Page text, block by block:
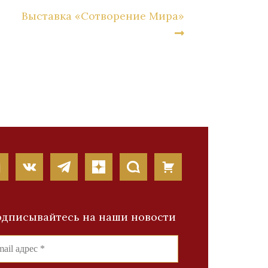
Выставка «Сотворение Мира»
на наши новости